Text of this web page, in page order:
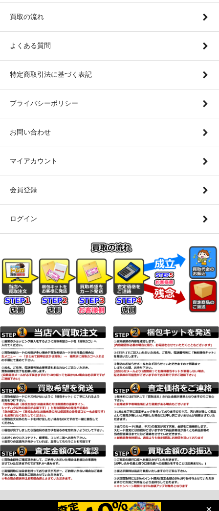
買取の流れ
よくある質問
特定商取引法に基づく表記
プライバシーポリシー
お問い合わせ
マイアカウント
会員登録
ログイン
Copyright (C) 2018 kyupokeca-kaitori.com All Rights Reserved.